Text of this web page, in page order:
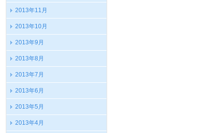
2013年11月
2013年10月
2013年9月
2013年8月
2013年7月
2013年6月
2013年5月
2013年4月